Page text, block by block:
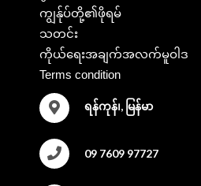
ကျွန်ုပ်တို့၏ဖိုရမ်
သတင်း
ကိုယ်ရေးအချက်အလက်မူဝါဒ
Terms condition
ရန်ကုန်၊, မြန်မာ
09 7609 97727